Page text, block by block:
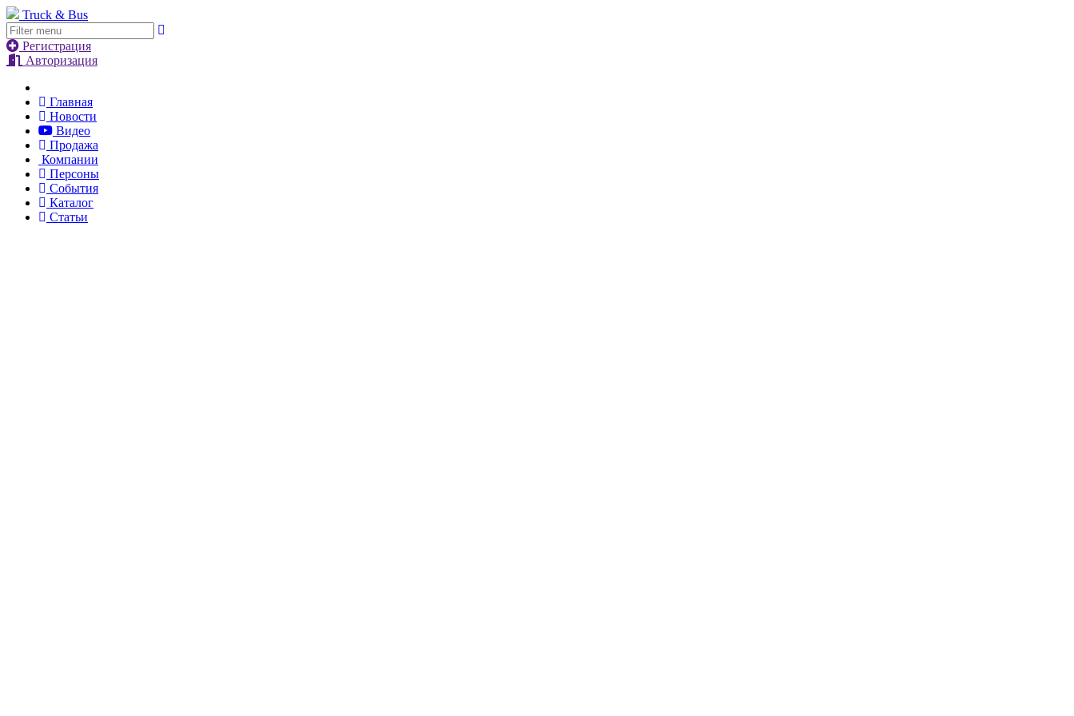
Truck & Bus
Регистрация
Авторизация
Главная
Новости
Видео
Продажа
Компании
Персоны
События
Каталог
Статьи